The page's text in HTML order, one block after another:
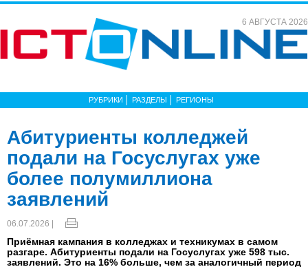
6 АВГУСТА 2026
РУБРИКИ РАЗДЕЛЫ РЕГИОНЫ
Абитуриенты колледжей
подали на Госуслугах уже
более полумиллиона
заявлений
06.07.2026 |
Приёмная кампания в колледжах и техникумах в самом
разгаре. Абитуриенты подали на Госуслугах уже 598 тыс.
заявлений. Это на 16% больше, чем за аналогичный период